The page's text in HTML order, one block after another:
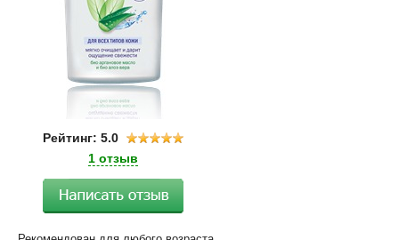
Рейтинг: 5.0
1 отзыв